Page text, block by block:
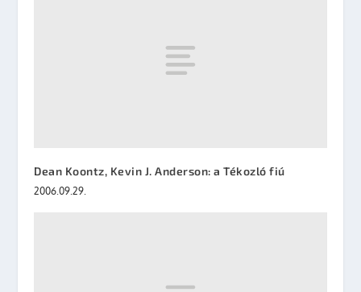
Dean Koontz, Kevin J. Anderson: a Tékozló fiú
2006.09.29.